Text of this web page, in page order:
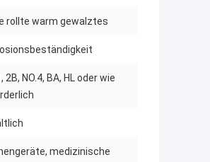
rollte warm gewalztes
2B, NO.4, BA, HL oder wie
medizinische